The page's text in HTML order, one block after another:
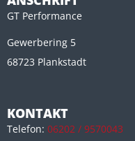
GT Performance
Gewerbering 5
68723 Plankstadt
KONTAKT
Telefon: 06202 / 9570043